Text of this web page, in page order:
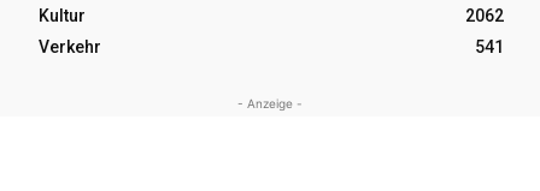
Kultur
2062
Verkehr
541
- Anzeige -